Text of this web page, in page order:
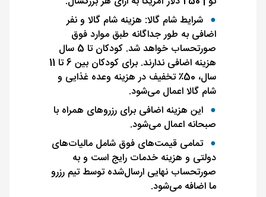
شرایط شام گالا: هزینه شام گالا و نفر
اضافی به طور جداگانه طبق موارد فوق
صورتحساب خواهد شد. کودکان تا 5 سال
هزینه اضافی ندارند. برای کودکان بین 6 تا 11
سال، 50٪ تخفیف در هزینه وعده غذایی و
شام گالا اعمال می‌شود.
این هزینه اضافی برای رزروهای همراه با
صبحانه اعمال می‌شود.
تمامی قیمت‌های فوق شامل مالیات‌های
دولتی و هزینه خدمات رایج است و به
صورتحساب نهایی ارسال‌شده توسط تیم رزرو
ما اضافه می‌شود.